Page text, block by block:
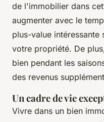
de l'immobilier dans
augmenter avec le
plus-value
votre propriété. De
bien pendant les
des revenus
Un cadre de vie
Vivre dans un bien